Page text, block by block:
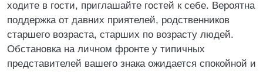
ходите в гости, приглашайте гостей к себе. Вероятна
поддержка от давних приятелей, родственников
старшего возраста, старших по возрасту людей.
Обстановка на личном фронте у типичных
представителей вашего знака ожидается спокойной и